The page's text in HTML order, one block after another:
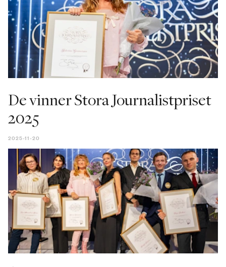
De vinner Stora Journalistpriset
2025
2025-11-20